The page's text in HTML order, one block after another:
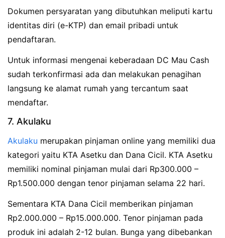
Dokumen persyaratan yang dibutuhkan meliputi kartu
identitas diri (e-KTP) dan email pribadi untuk
pendaftaran.
Untuk informasi mengenai keberadaan DC Mau Cash
sudah terkonfirmasi ada dan melakukan penagihan
langsung ke alamat rumah yang tercantum saat
mendaftar.
7. Akulaku
Akulaku merupakan pinjaman online yang memiliki dua
kategori yaitu KTA Asetku dan Dana Cicil. KTA Asetku
memiliki nominal pinjaman mulai dari Rp300.000 –
Rp1.500.000 dengan tenor pinjaman selama 22 hari.
Sementara KTA Dana Cicil memberikan pinjaman
Rp2.000.000 – Rp15.000.000. Tenor pinjaman pada
produk ini adalah 2-12 bulan. Bunga yang dibebankan